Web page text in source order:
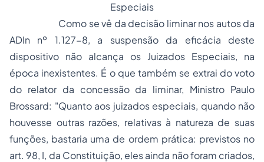
Especiais
Como se vê da decisão liminar nos autos da
ADIn nº 1.127-8, a suspensão da eficácia deste
dispositivo não alcança os Juizados Especiais, na
época inexistentes. É o que também se extrai do voto
do relator da concessão da liminar, Ministro Paulo
Brossard: "Quanto aos juizados especiais, quando não
houvesse outras razões, relativas à natureza de suas
funções, bastaria uma de ordem prática: previstos no
art. 98, I, da Constituição, eles ainda não foram criados,